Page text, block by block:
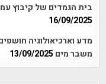
בית הגמדים של קיבוץ
16/09/2025
מדע וארכיאולוגיה
משבר מים 13/09/2025